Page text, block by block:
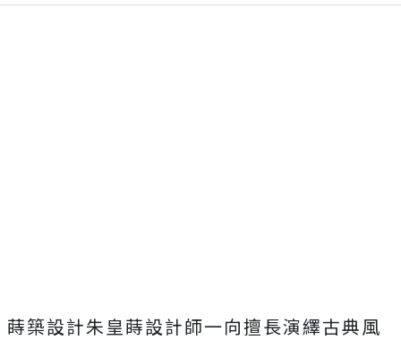
蒔築設計朱皇蒔設計師一向擅長演繹古典風